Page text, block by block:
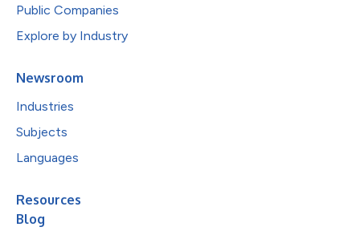
Public Companies
Explore by Industry
Newsroom
Industries
Subjects
Languages
Resources
Blog